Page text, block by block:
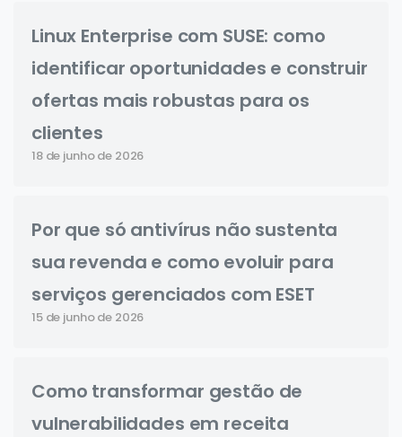
Linux Enterprise com SUSE: como
identificar oportunidades e construir
ofertas mais robustas para os
clientes
18 de junho de 2026
Por que só antivírus não sustenta
sua revenda e como evoluir para
serviços gerenciados com ESET
15 de junho de 2026
Como transformar gestão de
vulnerabilidades em receita